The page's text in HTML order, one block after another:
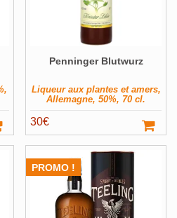
Penninger Blutwurz
Liqueur aux plantes et amers,
Allemagne, 50%, 70 cl.
30€
PROMO !